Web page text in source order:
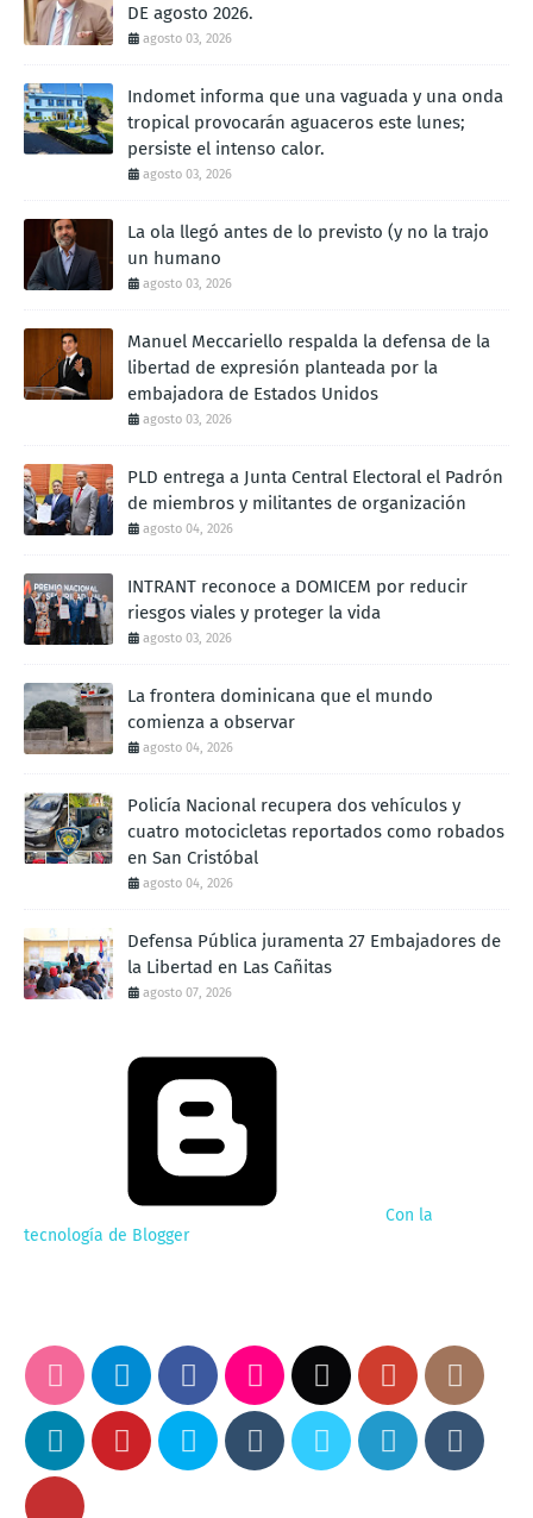
DE agosto 2026.
agosto 03, 2026
Indomet informa que una vaguada y una onda
tropical provocarán aguaceros este lunes;
persiste el intenso calor.
agosto 03, 2026
La ola llegó antes de lo previsto (y no la trajo
un humano
agosto 03, 2026
Manuel Meccariello respalda la defensa de la
libertad de expresión planteada por la
embajadora de Estados Unidos
agosto 03, 2026
PLD entrega a Junta Central Electoral el Padrón
de miembros y militantes de organización
agosto 04, 2026
INTRANT reconoce a DOMICEM por reducir
riesgos viales y proteger la vida
agosto 03, 2026
La frontera dominicana que el mundo
comienza a observar
agosto 04, 2026
Policía Nacional recupera dos vehículos y
cuatro motocicletas reportados como robados
en San Cristóbal
agosto 04, 2026
Defensa Pública juramenta 27 Embajadores de
la Libertad en Las Cañitas
agosto 07, 2026
Con la
tecnología de Blogger